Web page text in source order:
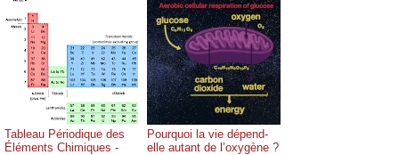
Tableau Périodique des
Éléments Chimiques -
Pourquoi la vie dépend-
elle autant de l’oxygène ?